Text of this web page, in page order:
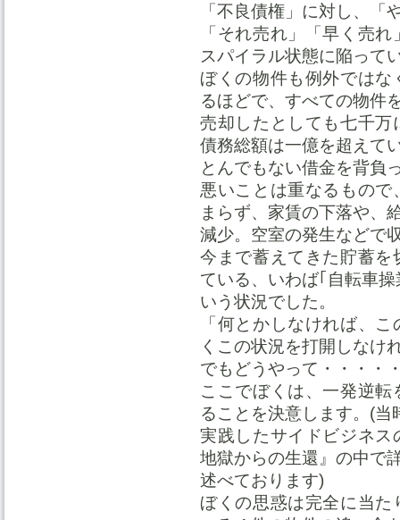
「不良債権」に対し、「
「それ売れ」「早く売
スパイラル状態に陥って
ぼくの物件も例外では
るほどで、すべての物件
売却したとしても七千
債務総額は一億を超えて
とんでもない借金を背負
悪いことは重なるもの
まらず、家賃の下落や、
減少。空室の発生などで
今まで蓄えてきた貯蓄
ている、いわば｢自転車操
いう状況でした。
「何とかしなければ、
くこの状況を打開しなけ
でもどうやって・・・・
ここでぼくは、一発逆
ることを決意します。(当
実践したサイドビジネ
地獄からの生還』の中で
述べております)
ぼくの思惑は完全に当